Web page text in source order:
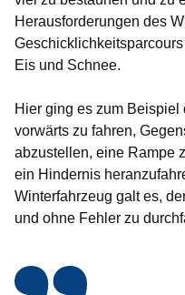
Herausforderungen des
Eis und Schnee.
Hier ging es zum Beispiel
vorwärts zu fahren,
abzustellen, eine Rampe
ein Hindernis
Winterfahrzeug galt es,
und ohne Fehler zu